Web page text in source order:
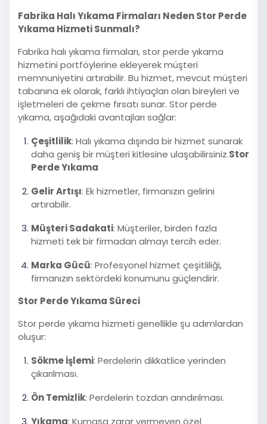
Fabrika Halı Yıkama Firmaları Neden Stor Perde
Yıkama Hizmeti Sunmalı?
Fabrika halı yıkama firmaları, stor perde yıkama
hizmetini portföylerine ekleyerek müşteri
memnuniyetini artırabilir. Bu hizmet, mevcut müşteri
tabanına ek olarak, farklı ihtiyaçları olan bireyleri ve
işletmeleri de çekme fırsatı sunar. Stor perde
yıkama, aşağıdaki avantajları sağlar:
Çeşitlilik: Halı yıkama dışında bir hizmet sunarak
daha geniş bir müşteri kitlesine ulaşabilirsiniz.Stor
Perde Yıkama
Gelir Artışı: Ek hizmetler, firmanızın gelirini
artırabilir.
Müşteri Sadakati: Müşteriler, birden fazla
hizmeti tek bir firmadan almayı tercih eder.
Marka Gücü: Profesyonel hizmet çeşitliliği,
firmanızın sektördeki konumunu güçlendirir.
Stor Perde Yıkama Süreci
Stor perde yıkama hizmeti genellikle şu adımlardan
oluşur:
Sökme İşlemi: Perdelerin dikkatlice yerinden
çıkarılması.
Ön Temizlik: Perdelerin tozdan arındırılması.
Yıkama: Kumaşa zarar vermeyen özel